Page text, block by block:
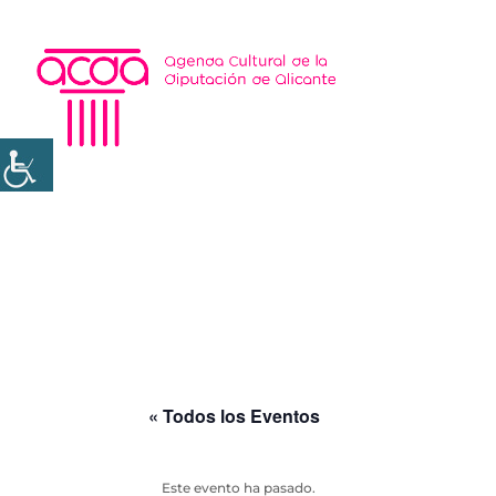
« Todos los Eventos
Este evento ha pasado.